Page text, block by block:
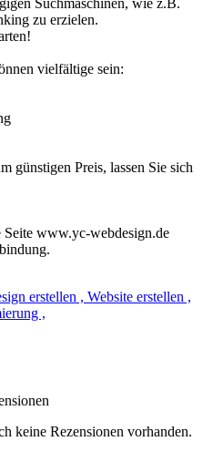
Suchmaschinen, wie z.B.
zu erzielen.
vielfältige sein:
günstigen Preis, lassen Sie sich
Seite www.yc-webdesign.de
erstellen , Website erstellen ,
,
keine Rezensionen vorhanden.